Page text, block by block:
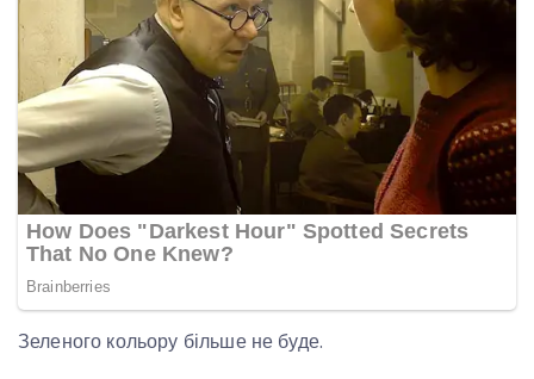
Зеленого кольору більше не буде.